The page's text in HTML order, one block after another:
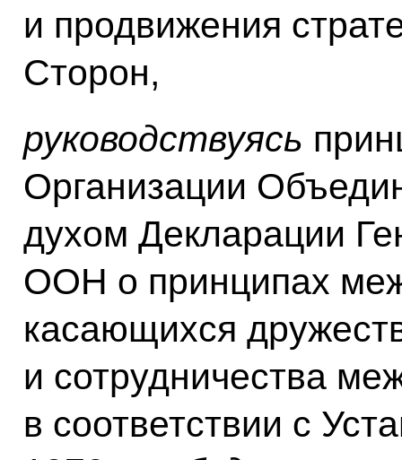
и продвижения
Сторон,
руководствуясь
Организации
духом Декларации
ООН о принципах
касающихся
и сотрудничества
в соответствии с